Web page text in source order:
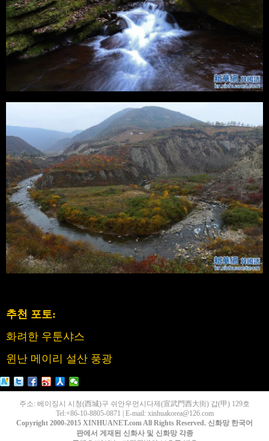
추천 포토:
화려한 우툰샤스
윈난 메이리 설산 풍광
주소: 베이징시 시청(西城)구 쉬안우먼시다제(宣武門西大街) 갑(甲) 129호
Tel:+86-10-8805-0871 | E-mail: xinhuakorea@126.com
Copyright 2000-2015 XINHUANET.com All Rights Reserved. 신화망 한국어
판에서 게재된 신화사 및 신화망 각종